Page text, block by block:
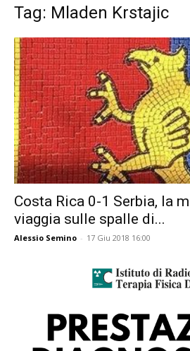
Tag: Mladen Krstajic
Costa Rica 0-1 Serbia, la
viaggia sulle spalle di...
Alessio Semino - 17 Giu 2018 16:00